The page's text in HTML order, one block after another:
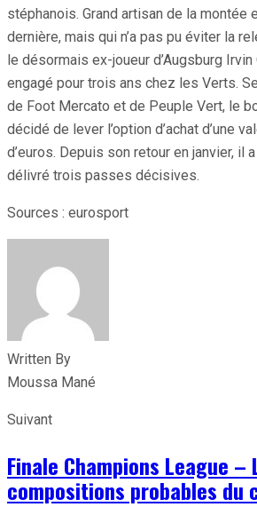
stéphanois. Grand artisan de la montée
dernière, mais qui n’a pas pu éviter la
le désormais ex-joueur d’Augsburg Irvin
engagé pour trois ans chez les Verts.
de Foot Mercato et de Peuple Vert, le
décidé de lever l’option d’achat d’une
d’euros. Depuis son retour en janvier, il
délivré trois passes décisives.
Sources : eurosport
Written By
Moussa Mané
Suivant
Finale Champions League –
compositions probables du